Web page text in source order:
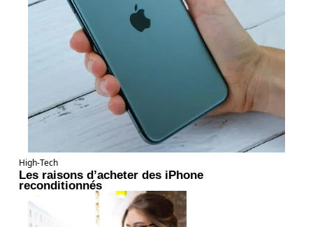
High-Tech
Les raisons d’acheter des iPhone
reconditionnés